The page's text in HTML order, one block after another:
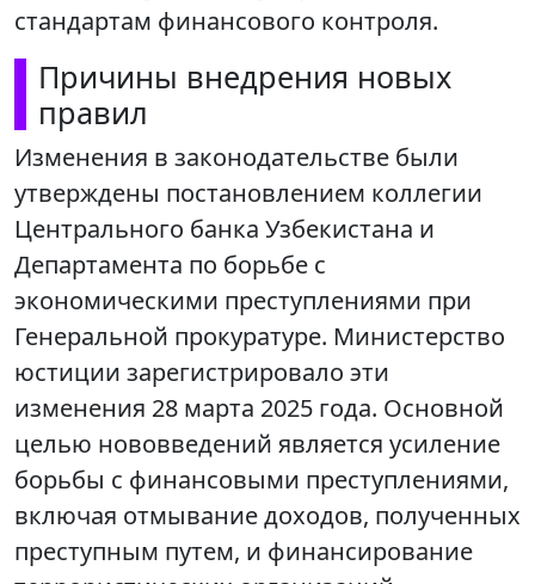
стандартам финансового контроля.
Причины внедрения новых
правил
Изменения в законодательстве были
утверждены постановлением коллегии
Центрального банка Узбекистана и
Департамента по борьбе с
экономическими преступлениями при
Генеральной прокуратуре. Министерство
юстиции зарегистрировало эти
изменения 28 марта 2025 года. Основной
целью нововведений является усиление
борьбы с финансовыми преступлениями,
включая отмывание доходов, полученных
преступным путем, и финансирование